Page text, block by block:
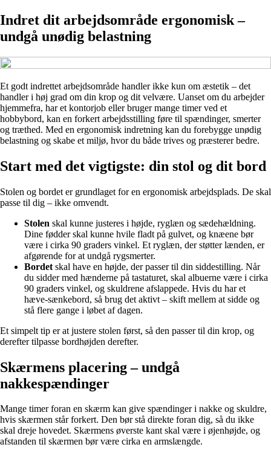
Indret dit arbejdsområde ergonomisk –
undgå unødig belastning
Et godt indrettet arbejdsområde handler ikke kun om æstetik – det
handler i høj grad om din krop og dit velvære. Uanset om du arbejder
hjemmefra, har et kontorjob eller bruger mange timer ved et
hobbybord, kan en forkert arbejdsstilling føre til spændinger, smerter
og træthed. Med en ergonomisk indretning kan du forebygge unødig
belastning og skabe et miljø, hvor du både trives og præsterer bedre.
Start med det vigtigste: din stol og dit bord
Stolen og bordet er grundlaget for en ergonomisk arbejdsplads. De skal
passe til dig – ikke omvendt.
Stolen skal kunne justeres i højde, ryglæn og sædehældning.
Dine fødder skal kunne hvile fladt på gulvet, og knæene bør
være i cirka 90 graders vinkel. Et ryglæn, der støtter lænden, er
afgørende for at undgå rygsmerter.
Bordet skal have en højde, der passer til din siddestilling. Når
du sidder med hænderne på tastaturet, skal albuerne være i cirka
90 graders vinkel, og skuldrene afslappede. Hvis du har et
hæve-sænkebord, så brug det aktivt – skift mellem at sidde og
stå flere gange i løbet af dagen.
Et simpelt tip er at justere stolen først, så den passer til din krop, og
derefter tilpasse bordhøjden derefter.
Skærmens placering – undgå
nakkespændinger
Mange timer foran en skærm kan give spændinger i nakke og skuldre,
hvis skærmen står forkert. Den bør stå direkte foran dig, så du ikke
skal dreje hovedet. Skærmens øverste kant skal være i øjenhøjde, og
afstanden til skærmen bør være cirka en armslængde.